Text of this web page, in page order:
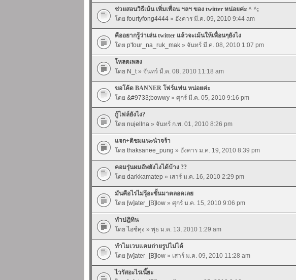
ช่วยสอนวิธีเม้น เพิ่มเพื่อน ฯลฯ ของ twitter หน่อยค่ะ ^ ^;
โดย fourtyfong4444 » อังคาร มี.ค. 09, 2010 9:44 am
คืออยากรู้ว่าเล่น twitter แล้วจะเม้นให้เพื่อนๆยังไง
โดย p'four_na_ruk_mak » จันทร์ มี.ค. 08, 2010 1:07 pm
โหลดเพลง
โดย N_t» จันทร์ มี.ค. 08, 2010 11:18 am
ขอโค้ด BANNER โฟร์แฟน หน่อยค่ะ
โดย &#9733;bowwy » ศุกร์ มี.ค. 05, 2010 9:16 pm
กู้ไฟล์ยังไง?
โดย nujellna » จันทร์ ก.พ. 01, 2010 8:26 pm
แจก+ติชมแนะนำจร้า
โดย thaksanee_pung » อังคาร ม.ค. 19, 2010 8:39 pm
คอมรุ่นผมอัพยังไงได้บ้าง ??
โดย darkkamatep » เสาร์ ม.ค. 16, 2010 2:29 pm
มันคือไรไม่รุ้อะขั้นมาตลอดเลย
โดย [w]ater_[B]low » ศุกร์ ม.ค. 15, 2010 9:06 pm
ทำปฎิทิน
โดย ไอซ์คุง » พุธ ม.ค. 13, 2010 1:29 am
ทำไมเวบแคมถ่ายรูปไม่ได้
โดย [w]ater_[B]low » เสาร์ ม.ค. 09, 2010 11:28 am
ไวรัสอะไรเนี๊ยะ